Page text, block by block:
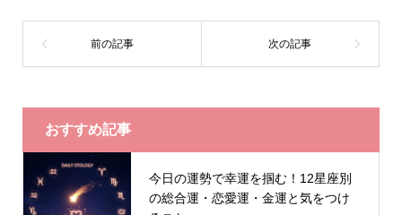
おすすめ記事
今日の運勢で幸運を掴む！12星座別
の総合運・恋愛運・金運と気をつけ